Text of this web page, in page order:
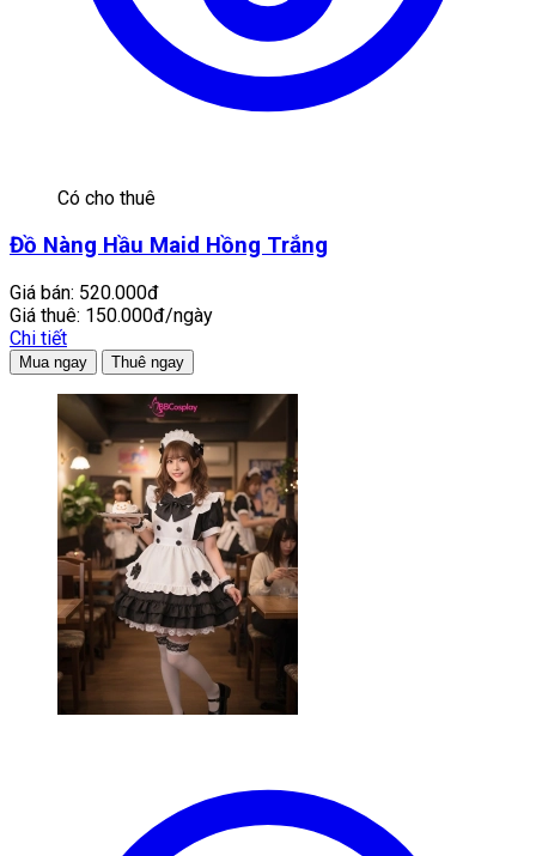
Có cho thuê
Đồ Nàng Hầu Maid Hồng Trắng
Giá bán: 520.000đ
Giá thuê: 150.000đ/ngày
Chi tiết
Mua ngay Thuê ngay